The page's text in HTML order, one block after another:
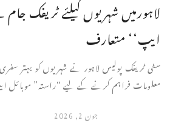
لاہورمیں شہریوں کیلئے ٹریفک
ایپ‘‘ متعارف
سٹی ٹریفک پولیس لاہور نے شہریوں کو بہتر
معلومات فراہم کرنے کے لیے “راستہ”
جون 2, 2026